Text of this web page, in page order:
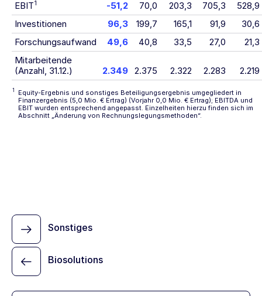
EBIT1 -51,2 70,0 203,3 705,3
528,9
Investitionen
96,3 199,7 165,1 91,9
30,6
Forschungsaufwand
49,6 40,8 33,5 27,0
21,3
Mitarbeitende
(Anzahl, 31.12.)
2.349 2.375 2.322 2.283 2.219
1
Equity-Ergebnis und sonstiges Beteiligungsergebnis umgegliedert in
Finanzergebnis (5,0 Mio. € Ertrag) (Vorjahr 0,0 Mio. € Ertrag); EBITDA und
EBIT wurden entsprechend angepasst. Einzelheiten hierzu finden sich im
Abschnitt „Änderung von Rechnungslegungsmethoden“.
Biosolutions
Sonstiges